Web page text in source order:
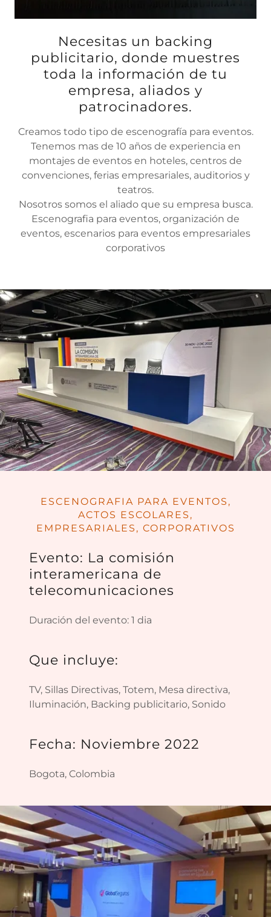
Necesitas un backing
publicitario, donde muestres
toda la información de tu
empresa, aliados y
patrocinadores.
Creamos todo tipo de escenografía para eventos.
Tenemos mas de 10 años de experiencia en
montajes de eventos en hoteles, centros de
convenciones, ferias empresariales, auditorios y
teatros.
Nosotros somos el aliado que su empresa busca.
Escenografia para eventos, organización de
eventos, escenarios para eventos empresariales
corporativos
ESCENOGRAFIA PARA EVENTOS,
ACTOS ESCOLARES,
EMPRESARIALES, CORPORATIVOS
Evento: La comisión
interamericana de
telecomunicaciones
Duración del evento: 1 dia
Que incluye:
TV, Sillas Directivas, Totem, Mesa directiva,
Iluminación, Backing publicitario, Sonido
Fecha: Noviembre 2022
Bogota, Colombia